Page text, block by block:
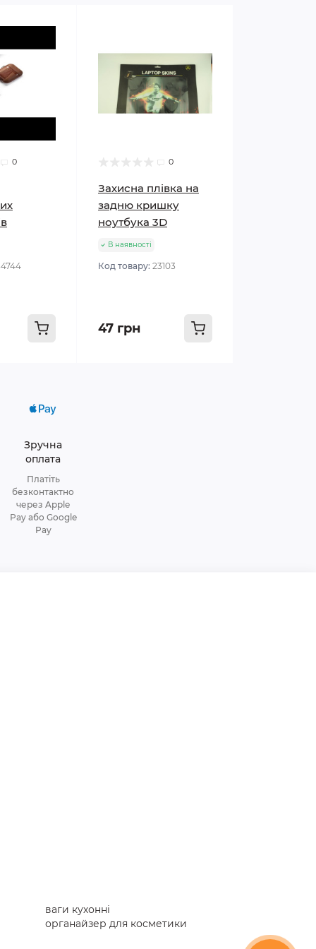
0 0
Захисна плівка на
задню кришку
ноутбука 3D
В наявності
Код товару: 23103
47 грн
Зручна
оплата
Платіть
безконтактно
через Apple
Pay або Google
Pay
ваги кухонні
органайзер для косметики